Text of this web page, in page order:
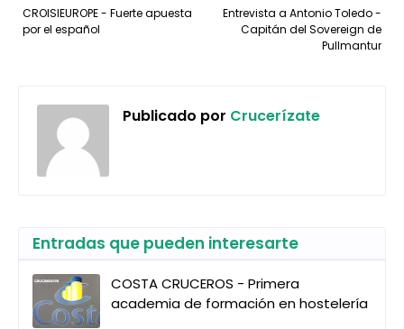
Entrevista a Antonio Toledo -
Capitán del Sovereign de
Pullmantur
CROISIEUROPE - Fuerte apuesta
por el español
Publicado por Crucerízate
Entradas que pueden interesarte
COSTA CRUCEROS - Primera
academia de formación en hostelería